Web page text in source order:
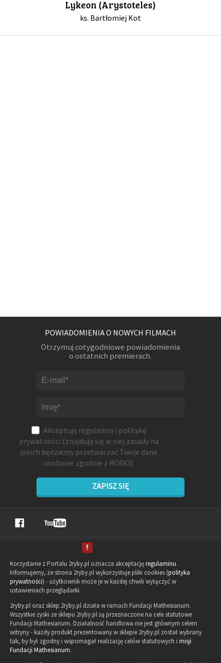
Lykeon (Arystoteles)
ks. Bartłomiej Kot
POWIADOMIENIA O NOWYCH FILMACH
Otrzymuj cotygodniowe powiadomienia
o ostatnich premierach.
Akceptuję regulamin i politykę
prywatności (znajdują się w niej zasady na
jakich będziemy przetwarzać Twoje dane
osobowe zgodnie z RODO).
ZAPISZ SIĘ
Korzystanie z Portalu 2ryby.pl oznacza akceptacjęregulaminu.
Informujemy, że strona 2ryby.pl wykorzystuje pliki cookies (polityka
prywatności) - użytkownik może je w każdej chwili wyłączyć w
ustawieniach przeglądarki.
2ryby.pl oraz sklep.2ryby.pl działa w ramach Fundacji Mathesianum.
Wszystkie zyski ze sklepu 2ryby.pl są przeznaczone na cele statutowe
Fundacji Mathesianum. Działalność handlowa nie jest głównym celem
witryny - każdy produkt prezentowany w sklepie 2ryby.pl został wybrany
tak, by był zgodny i wspomagał realizację celów statutowych i misji
Fundacji Mathesianum.